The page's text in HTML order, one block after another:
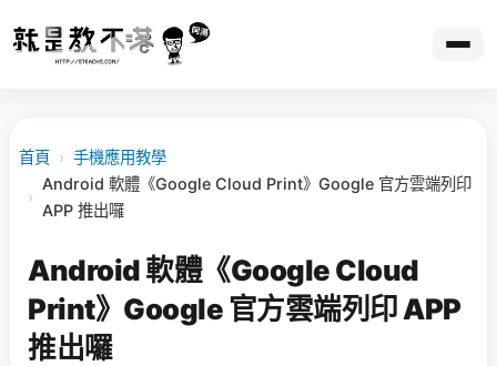
首頁 › 手機應用教學
›
Android 軟體《Google Cloud Print》Google 官方雲端列印
APP 推出囉
Android 軟體《Google Cloud
Print》Google 官方雲端列印 APP
推出囉